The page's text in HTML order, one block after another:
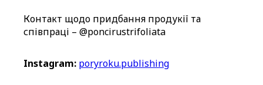
Контакт щодо придбання продукії та
співпраці – @poncirustrifoliata
Instagram: poryroku.publishing